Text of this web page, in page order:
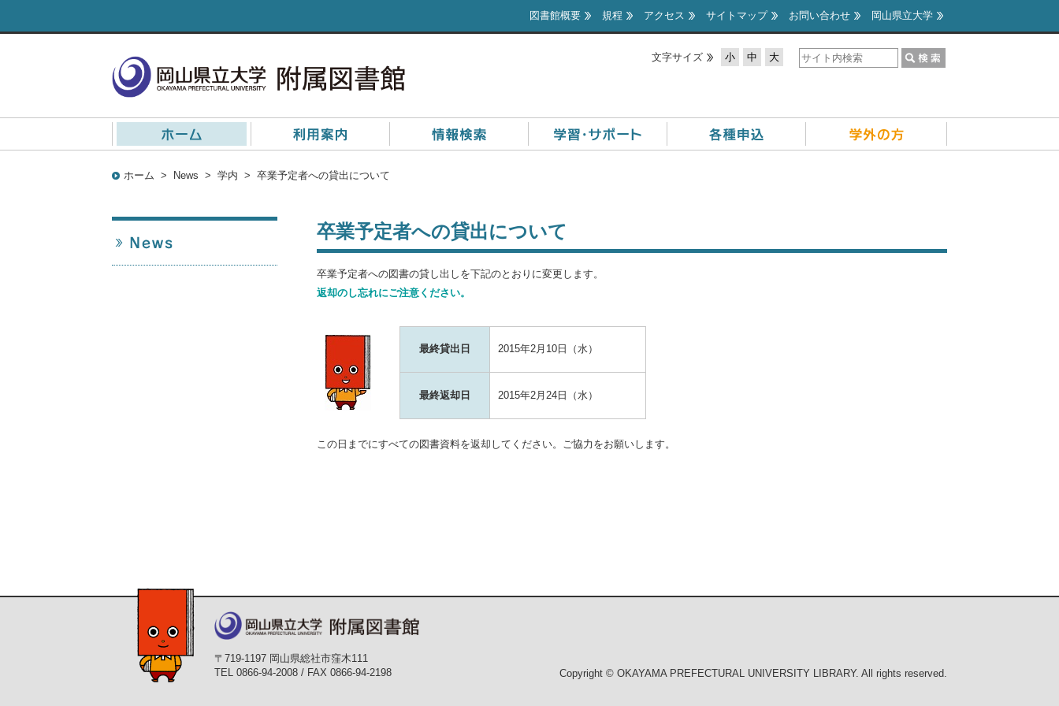
図書館概要 規程 アクセス サイトマップ お問い合わせ 岡山県立大学
文字サイズ 小 中 大
ホーム > News > 学内 > 卒業予定者への貸出について
卒業予定者への貸出について
卒業予定者への図書の貸し出しを下記のとおりに変更します。
返却のし忘れにご注意ください。
最終貸出日 2015年2月10日（水）
最終返却日 2015年2月24日（水）
この日までにすべての図書資料を返却してください。ご協力をお願いします。
〒719-1197 岡山県総社市窪木111
TEL 0866-94-2008 / FAX 0866-94-2198
Copyright © OKAYAMA PREFECTURAL UNIVERSITY LIBRARY. All rights reserved.